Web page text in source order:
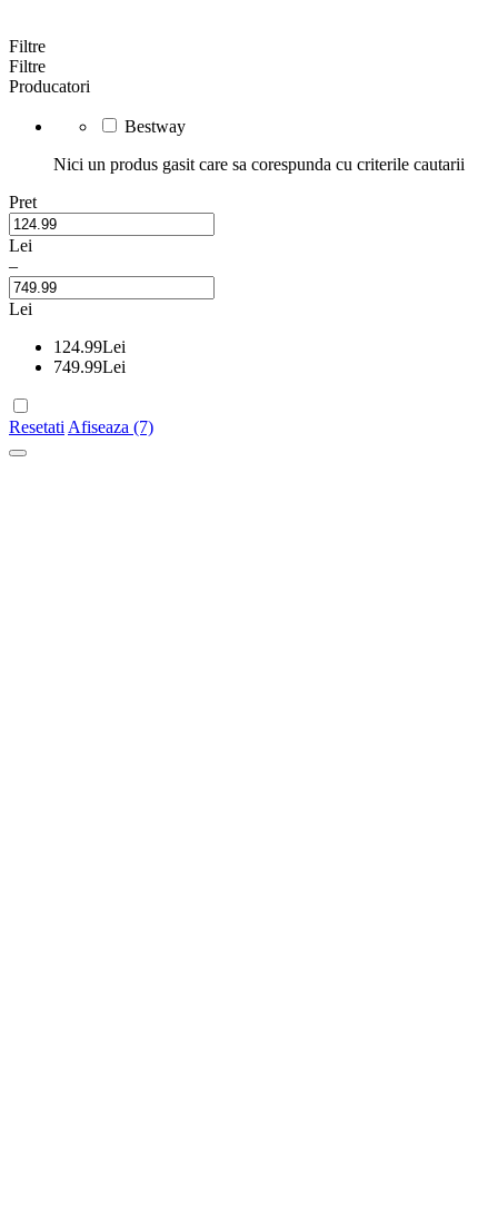
Filtre
Filtre
Producatori
Bestway
Nici un produs gasit care sa corespunda cu criterile cautarii
Pret
Lei
–
Lei
124.99Lei
749.99Lei
Resetati Afiseaza (7)